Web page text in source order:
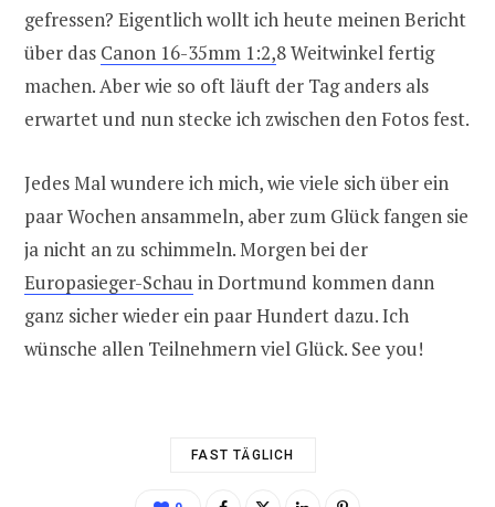
gefressen? Eigentlich wollt ich heute meinen Bericht
über das Canon 16-35mm 1:2,8 Weitwinkel fertig
machen. Aber wie so oft läuft der Tag anders als
erwartet und nun stecke ich zwischen den Fotos fest.
Jedes Mal wundere ich mich, wie viele sich über ein
paar Wochen ansammeln, aber zum Glück fangen sie
ja nicht an zu schimmeln. Morgen bei der
Europasieger-Schau in Dortmund kommen dann
ganz sicher wieder ein paar Hundert dazu. Ich
wünsche allen Teilnehmern viel Glück. See you!
FAST TÄGLICH